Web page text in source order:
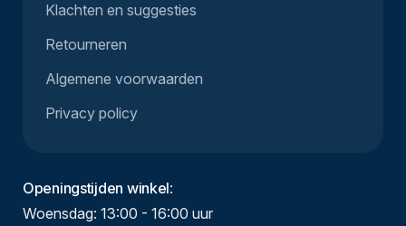
Klachten en suggesties
Retourneren
Algemene voorwaarden
Privacy policy
Openingstijden winkel:
Woensdag: 13:00 - 16:00 uur